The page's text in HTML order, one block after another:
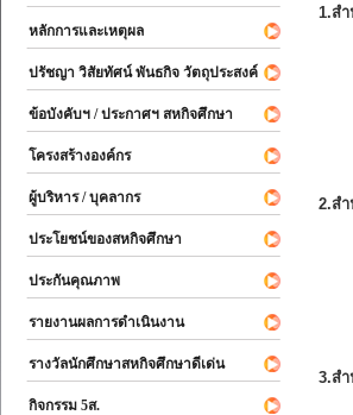
หลักการและเหตุผล
ปรัชญา วิสัยทัศน์ พันธกิจ วัตถุประสงค์
ข้อบังคับฯ / ประกาศฯ สหกิจศึกษา
โครงสร้างองค์กร
ผู้บริหาร / บุคลากร
ประโยชน์ของสหกิจศึกษา
ประกันคุณภาพ
รายงานผลการดำเนินงาน
รางวัลนักศึกษาสหกิจศึกษาดีเด่น
กิจกรรม 5ส.
1.ส
2.ส
3.ส